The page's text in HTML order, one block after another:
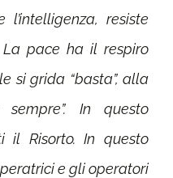
resiste
pace ha il respiro
si grida “basta”, alla
In questo
il Risorto. In questo
e gli operatori